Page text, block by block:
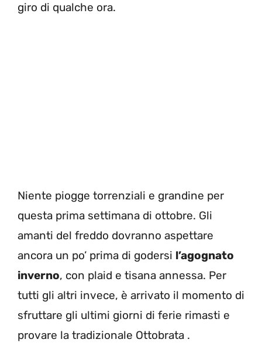
giro di qualche ora.
Niente piogge torrenziali e grandine per
questa prima settimana di ottobre. Gli
amanti del freddo dovranno aspettare
ancora un po’ prima di godersi l’agognato
inverno, con plaid e tisana annessa. Per
tutti gli altri invece, è arrivato il momento di
sfruttare gli ultimi giorni di ferie rimasti e
provare la tradizionale Ottobrata .